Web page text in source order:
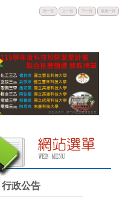
第一頁 此
按
上一頁 此
按
下一頁 此
按
最後一頁 此
按
行政公告